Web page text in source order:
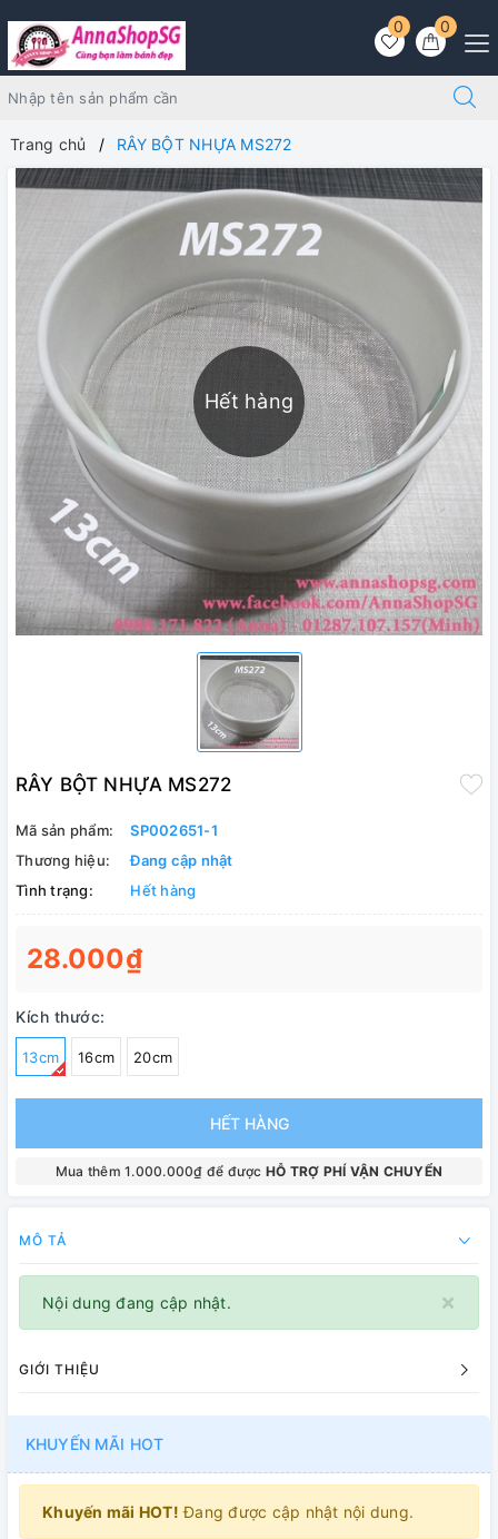
0
0
Trang chủ RÂY BỘT NHỰA MS272
Hết hàng
RÂY BỘT NHỰA MS272
Mã sản phẩm:
SP002651-1
Thương hiệu:
Đang cập nhật
Tình trạng:
Hết hàng
28.000₫
Kích thước:
13cm 16cm 20cm
HẾT HÀNG
Mua thêm 1.000.000₫ để được HỖ TRỢ PHÍ VẬN CHUYỂN
MÔ TẢ
×
Nội dung đang cập nhật.
GIỚI THIỆU
KHUYẾN MÃI HOT
Khuyến mãi HOT! Đang được cập nhật nội dung.